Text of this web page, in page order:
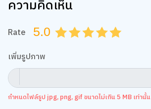
ความคิดเห็น
Rate 5.0 4.5
4.0
3.5
3.0
2.5
2.0
1.5
1.0
0.5
เพิ่มรูปภาพ
กำหนดไฟล์รูป jpg, png, gif ขนาดไม่เกิน 5 MB เท่านั้น